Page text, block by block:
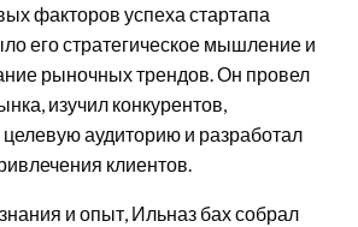
факторов успеха стартапа
его стратегическое мышление и
рыночных трендов. Он провел
изучил конкурентов,
аудиторию и разработал
клиентов.
и опыт, Ильназ бах собрал